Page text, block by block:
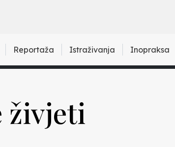
Reportaža Istraživanja Inopraksa
živjeti